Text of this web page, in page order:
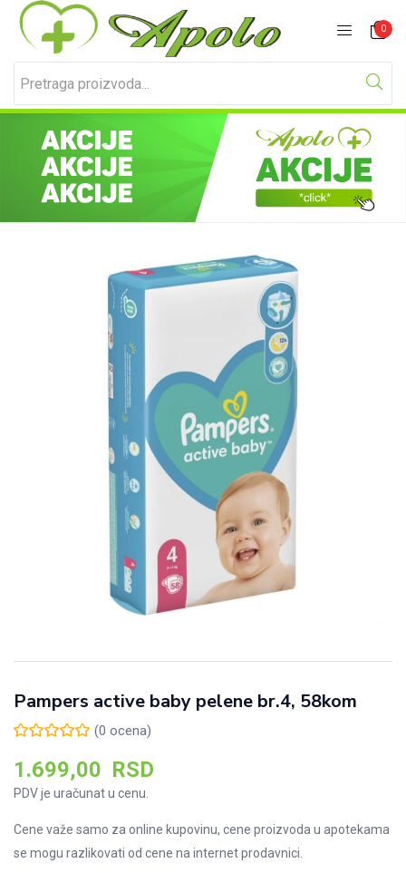
0
Prijavite se Registracija
Unesite svoje korisničko ime i lozinku za prijavu.
Zapamti me Izgubljena lozinka?
Pampers active baby pelene br.4, 58kom
(0 ocena)
1.699,00 RSD
PDV je uračunat u cenu.
Cene važe samo za online kupovinu, cene proizvoda u apotekama
se mogu razlikovati od cene na internet prodavnici.